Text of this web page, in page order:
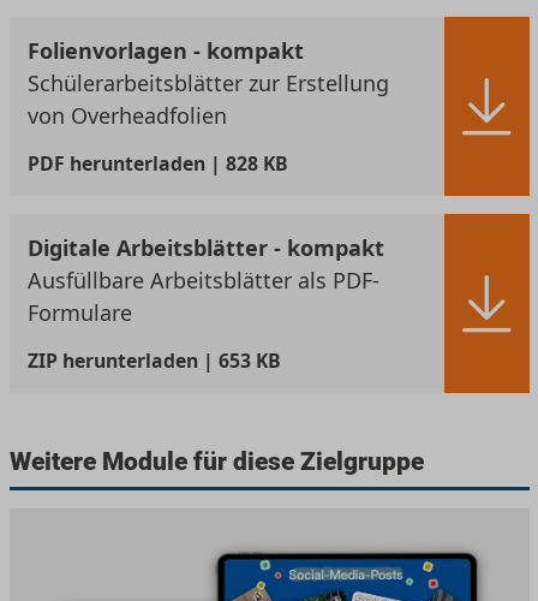
Folienvorlagen - kompakt
Schülerarbeitsblätter zur Erstellung
von Overheadfolien
PDF herunterladen | 828 KB
Digitale Arbeitsblätter - kompakt
Ausfüllbare Arbeitsblätter als PDF-
Formulare
ZIP herunterladen | 653 KB
Weitere Module für diese Zielgruppe